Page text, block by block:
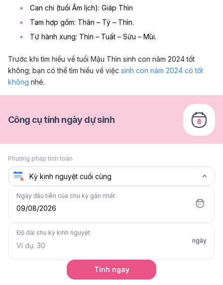
Can chi (tuổi Âm lịch): Giáp Thìn
Tam hợp gồm: Thân – Tý – Thìn.
Tứ hành xung: Thìn – Tuất – Sửu – Mùi.
Trước khi tìm hiểu về tuổi Mậu Thìn sinh con năm 2024 tốt
không; bạn có thể tìm hiểu về việc sinh con năm 2024 có tốt
không nhé.
Công cụ tính ngày dự sinh
Phương pháp tính toán
Ngày đầu tiên của chu kỳ gần nhất
09/08/2026
Độ dài chu kỳ kinh nguyệt
ngày
Tính ngay